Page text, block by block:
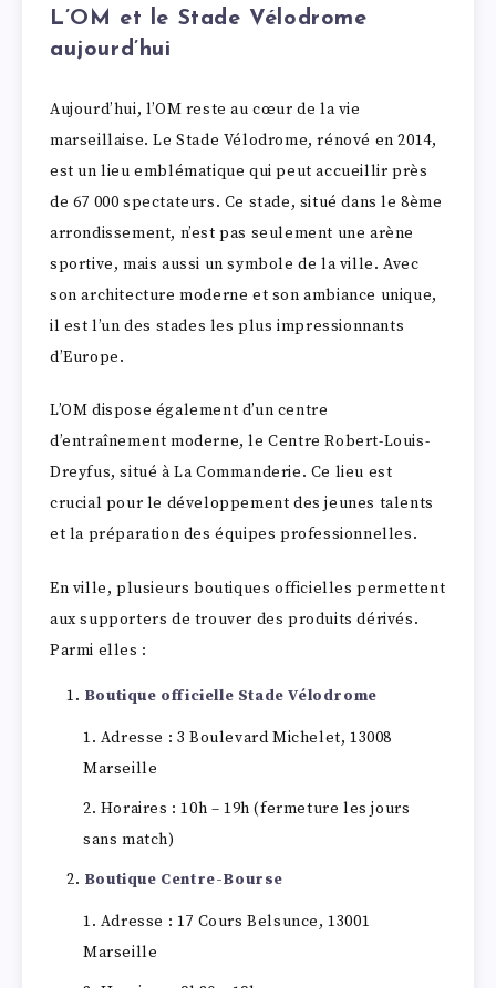
L’OM et le Stade Vélodrome
aujourd’hui
Aujourd’hui, l’OM reste au cœur de la vie
marseillaise. Le Stade Vélodrome, rénové en 2014,
est un lieu emblématique qui peut accueillir près
de 67 000 spectateurs. Ce stade, situé dans le 8ème
arrondissement, n’est pas seulement une arène
sportive, mais aussi un symbole de la ville. Avec
son architecture moderne et son ambiance unique,
il est l’un des stades les plus impressionnants
d’Europe.
L’OM dispose également d’un centre
d’entraînement moderne, le Centre Robert-Louis-
Dreyfus, situé à La Commanderie. Ce lieu est
crucial pour le développement des jeunes talents
et la préparation des équipes professionnelles.
En ville, plusieurs boutiques officielles permettent
aux supporters de trouver des produits dérivés.
Parmi elles :
Boutique officielle Stade Vélodrome
Adresse : 3 Boulevard Michelet, 13008
Marseille
Horaires : 10h – 19h (fermeture les jours
sans match)
Boutique Centre-Bourse
Adresse : 17 Cours Belsunce, 13001
Marseille